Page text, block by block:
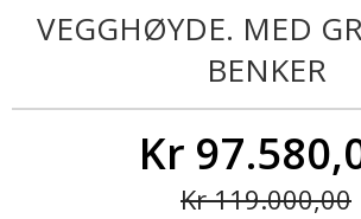
VEGGHØYDE. MED
BENKER
Kr
Kr 119.000,00